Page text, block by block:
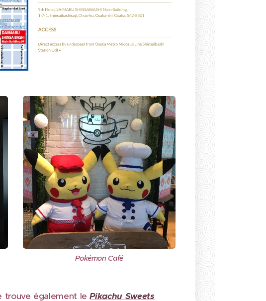
Pokémon Café
trouve également lePikachu Sweets